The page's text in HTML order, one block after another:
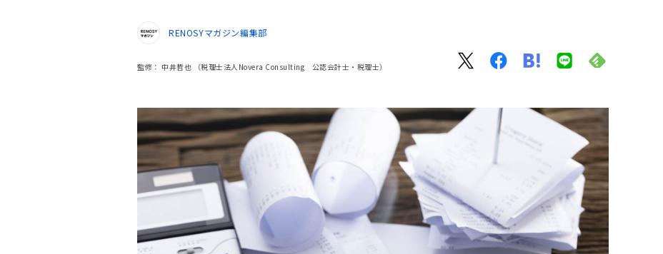
税務調査やお尋ねの連絡があったとき
RENOSYマガジン編集部
監修： 中井哲也 （税理士法人Novera Consulting 公認会計士・税理士）